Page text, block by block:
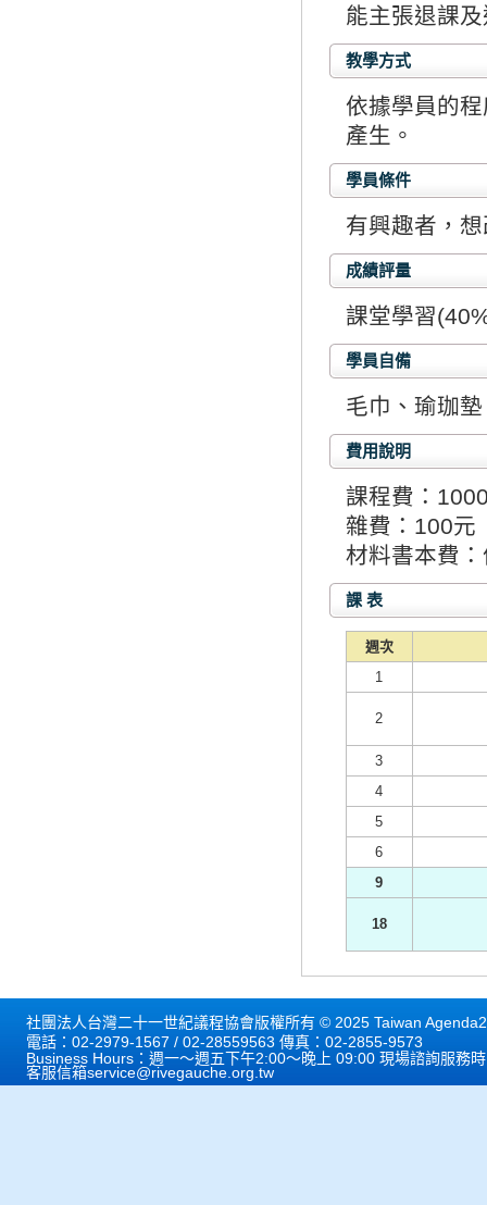
能主張退課
教學方式
依據學員的
產生。
學員條件
有興趣者，
成績評量
課堂學習
學員自備
毛巾、瑜珈
費用說明
課程費：
雜費：100元
材料書本費
課 表
週次
1
2
3
4
5
6
9
18
社團法人台灣二十一世紀議程協會版權所有 © 2025 Taiwan
電話：02-2979-1567 / 02-28559563 傳真：02-2855-9573
Business Hours：週一～週五下午2:00～晚上 09:00 現場諮詢服務
客服信箱service@rivegauche.org.tw